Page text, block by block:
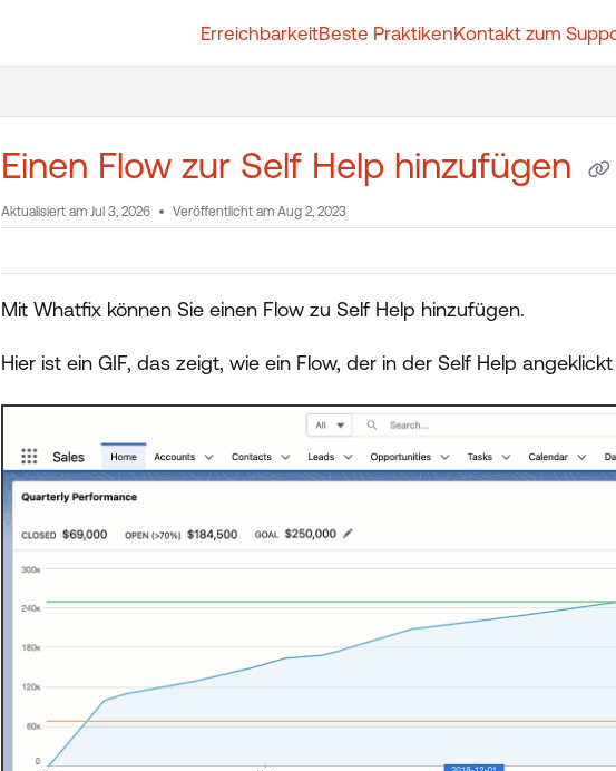
ErreichbarkeitBeste PraktikenKontakt zum
Einen Flow zur Self Help hinzufügen
Aktualisiert am Jul 3, 2026 Veröffentlicht am Aug 2, 2023
Mit Whatfix können Sie einen Flow zu Self Help hinzufügen.
Hier ist ein GIF, das zeigt, wie ein Flow, der in der Self Help